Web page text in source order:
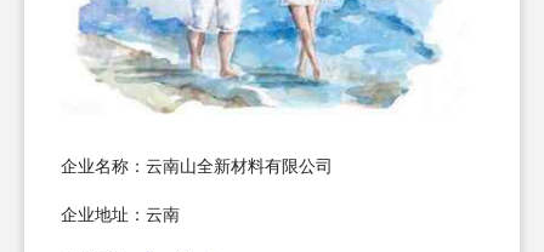
企业名称：云南山全新材料有限公司
企业地址：云南